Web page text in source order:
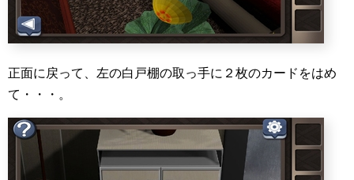
正面に戻って、左の白戸棚の取っ手に２枚のカードをはめ
て・・・。